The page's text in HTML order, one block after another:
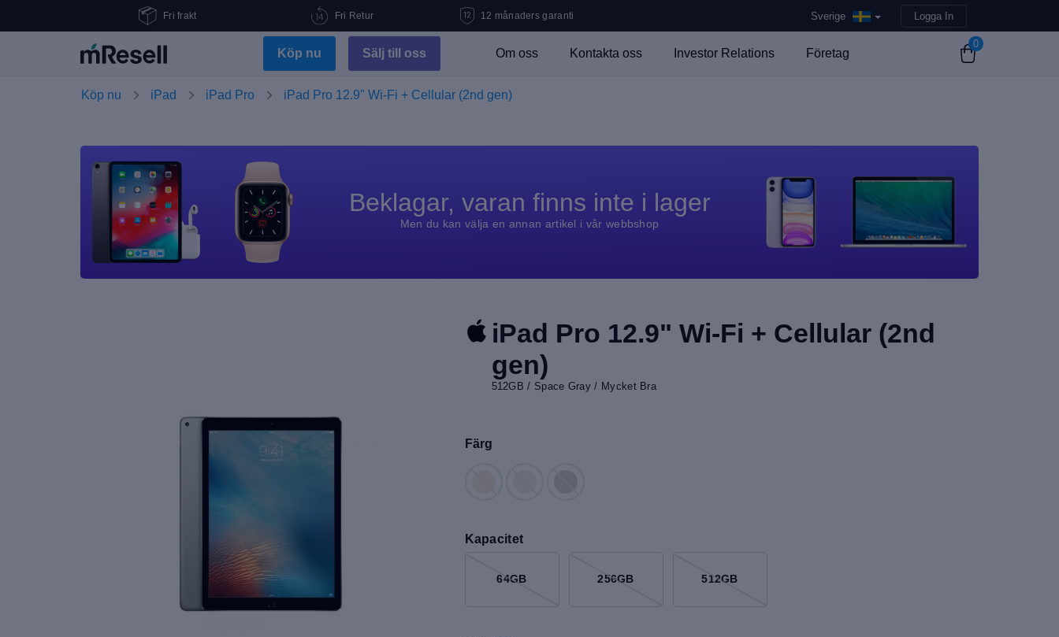
Fri frakt Fri Retur 12 månaders garanti Sverige Logga In
Köp nu Sälj till oss Om oss Kontakta oss Investor Relations Företag
0
Köp nu iPad iPad Pro iPad Pro 12.9" Wi-Fi + Cellular (2nd gen)
Beklagar, varan finns inte i lager
Men du kan välja en annan artikel i vår webbshop
iPad Pro 12.9" Wi-Fi + Cellular (2nd
gen)
512GB / Space Gray / Mycket Bra
Färg
Kapacitet
64GB 256GB 512GB